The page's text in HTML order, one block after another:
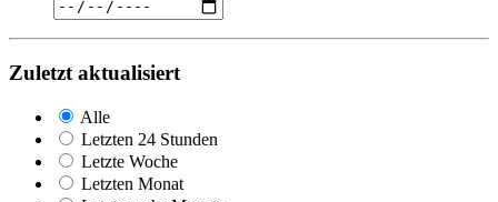
Zuletzt aktualisiert
Alle
Letzten 24 Stunden
Letzte Woche
Letzten Monat